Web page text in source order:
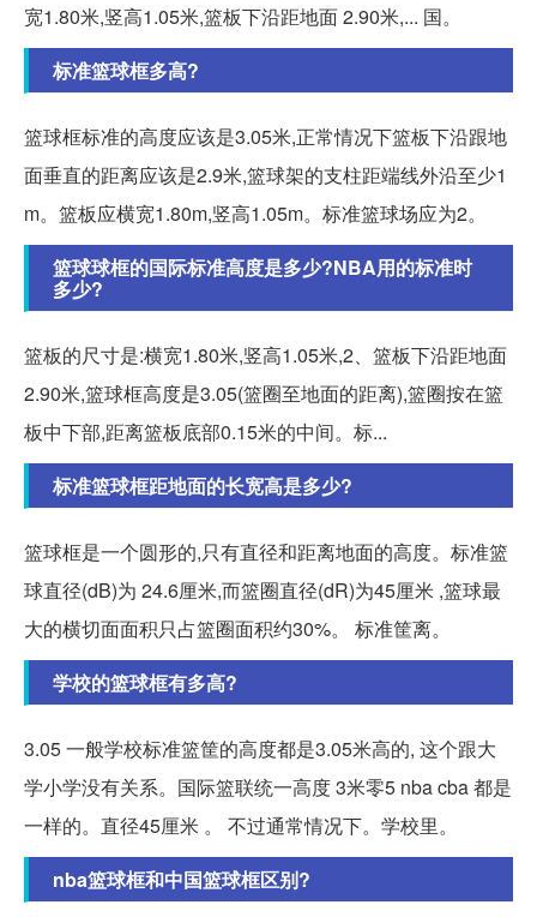
宽1.80米,竖高1.05米,篮板下沿距地面 2.90米,... 国。
标准篮球框多高?
篮球框标准的高度应该是3.05米,正常情况下篮板下沿跟地
面垂直的距离应该是2.9米,篮球架的支柱距端线外沿至少1
m。篮板应横宽1.80m,竖高1.05m。标准篮球场应为2。
篮球球框的国际标准高度是多少?NBA用的标准时
多少?
篮板的尺寸是:横宽1.80米,竖高1.05米,2、篮板下沿距地面
2.90米,篮球框高度是3.05(篮圈至地面的距离),篮圈按在篮
板中下部,距离篮板底部0.15米的中间。标...
标准篮球框距地面的长宽高是多少?
篮球框是一个圆形的,只有直径和距离地面的高度。标准篮
球直径(dB)为 24.6厘米,而篮圈直径(dR)为45厘米 ,篮球最
大的横切面面积只占篮圈面积约30%。 标准筐离。
学校的篮球框有多高?
3.05 一般学校标准篮筐的高度都是3.05米高的, 这个跟大
学小学没有关系。国际篮联统一高度 3米零5 nba cba 都是
一样的。直径45厘米 。 不过通常情况下。学校里。
nba篮球框和中国篮球框区别?